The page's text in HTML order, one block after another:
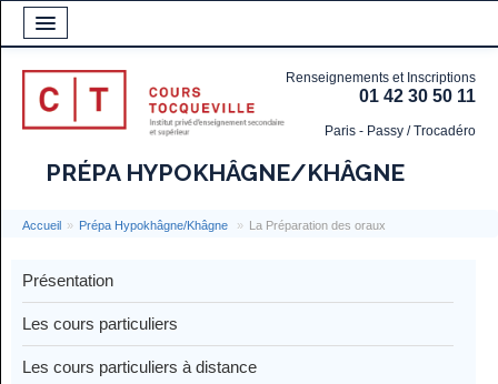
Renseignements et Inscriptions
01 42 30 50 11
Paris - Passy / Trocadéro
PRÉPA HYPOKHÂGNE/KHÂGNE
Accueil » Prépa Hypokhâgne/Khâgne » La Préparation des oraux
Présentation
Les cours particuliers
Les cours particuliers à distance